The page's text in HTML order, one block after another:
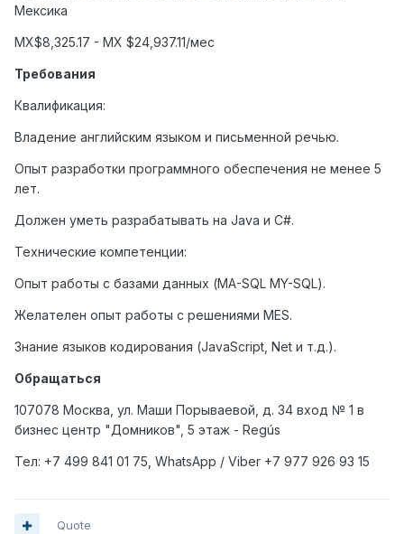
Мексика
MX$8,325.17 - MX $24,937.11/мес
Требования
Квалификация:
Владение английским языком и письменной речью.
Опыт разработки программного обеспечения не менее 5
лет.
Должен уметь разрабатывать на Java и C#.
Технические компетенции:
Опыт работы с базами данных (MA-SQL MY-SQL).
Желателен опыт работы с решениями MES.
Знание языков кодирования (JavaScript, Net и т.д.).
Обращаться
107078 Москва, ул. Маши Порываевой, д. 34 вход № 1 в
бизнес центр "Домников", 5 этаж - Regús
Тел: +7 499 841 01 75, WhatsApp / Viber +7 977 926 93 15
Quote